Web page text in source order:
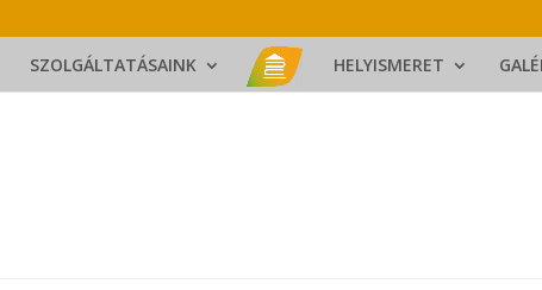
SZOLGÁLTATÁSAINK HELYISMERET